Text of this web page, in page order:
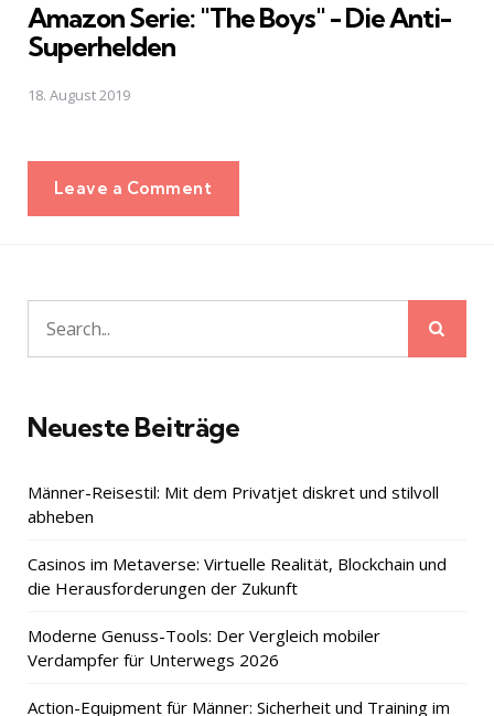
Amazon Serie: "The Boys" - Die Anti-
Superhelden
18. August 2019
Leave a Comment
Search
for:
Neueste Beiträge
Männer-Reisestil: Mit dem Privatjet diskret und stilvoll
abheben
Casinos im Metaverse: Virtuelle Realität, Blockchain und
die Herausforderungen der Zukunft
Moderne Genuss-Tools: Der Vergleich mobiler
Verdampfer für Unterwegs 2026
Action-Equipment für Männer: Sicherheit und Training im